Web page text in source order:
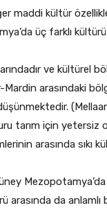
maddi kültür
üç farklı
ve kültürel
arasındaki
tarım için
arasında sıkı
Mezopotamya’da
da anlamlı